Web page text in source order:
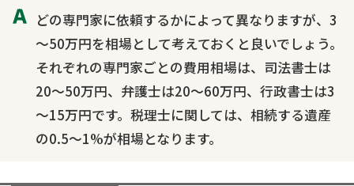
どの専門家に依頼するかによって異なりますが、3
～50万円を相場として考えておくと良いでしょう。
それぞれの専門家ごとの費用相場は、司法書士は
20～50万円、弁護士は20～60万円、行政書士は3
～15万円です。税理士に関しては、相続する遺産
の0.5～1%が相場となります。